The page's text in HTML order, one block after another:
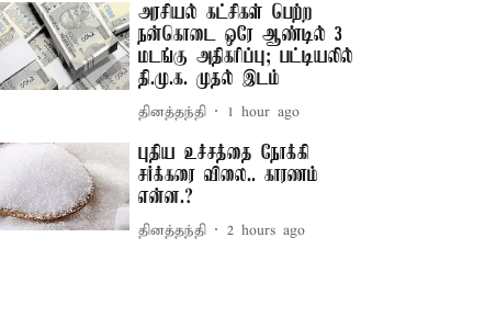
அரசியல் கட்சிகள் பெற்ற
நன்கொடை ஒரே ஆண்டில் 3
மடங்கு அதிகரிப்பு; பட்டியலில்
தி.மு.க. முதல் இடம்
தினத்தந்தி 1 hour ago
புதிய உச்சத்தை நோக்கி
சர்க்கரை விலை.. காரணம்
என்ன.?
தினத்தந்தி 2 hours ago